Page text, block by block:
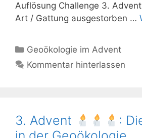
Auflösung Challenge 3.
Art / Gattung ausgestorben …
Kategorien
Geoökologie im Advent
Kommentar hinterlassen
3. Advent
: